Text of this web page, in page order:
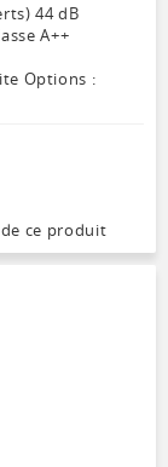
44 dB
A++
Options :
ce produit